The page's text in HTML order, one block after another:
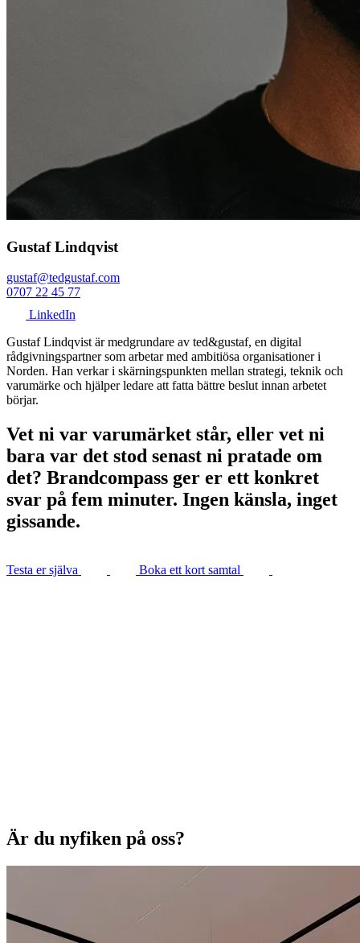
Gustaf Lindqvist
gustaf@tedgustaf.com
0707 22 45 77
LinkedIn
Gustaf Lindqvist är medgrundare av ted&gustaf, en digital
rådgivningspartner som arbetar med ambitiösa organisationer i
Norden. Han verkar i skärningspunkten mellan strategi, teknik och
varumärke och hjälper ledare att fatta bättre beslut innan arbetet
börjar.
Vet ni var varumärket står, eller vet ni
bara var det stod senast ni pratade om
det? Brandcompass ger er ett konkret
svar på fem minuter. Ingen känsla, inget
gissande.
Testa er själva Boka ett kort samtal
Är du nyfiken på oss?